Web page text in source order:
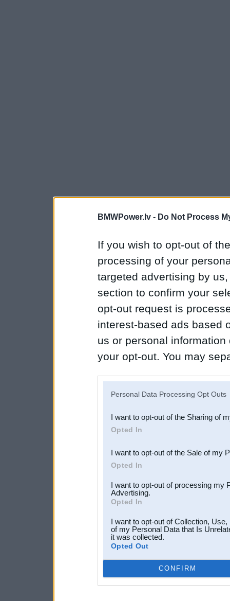
BMWPower.lv - Do Not Process
If you wish to opt-out of
processing of your
targeted advertising by
section to confirm your
opt-out request is
interest-based ads based
us or personal
your opt-out. You may
Downstream Participants
third parties.
Personal Data Processing Opt Outs
I want to opt-out of the Sharing of
Opted In
I want to opt-out of the Sale of my
Opted In
I want to opt-out of processing my
Advertising.
Opted In
I want to opt-out of Collection,
of my Personal Data that Is
it was collected.
Opted Out
CONFIRM